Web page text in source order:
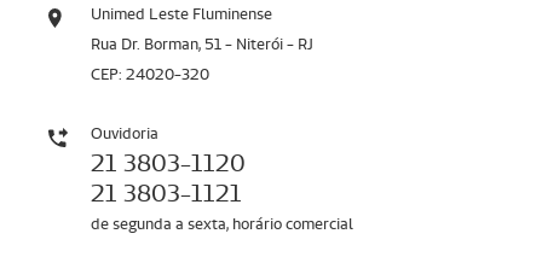
Unimed Leste Fluminense
Rua Dr. Borman, 51 - Niterói - RJ
CEP: 24020-320
Ouvidoria
21 3803-1120
21 3803-1121
de segunda a sexta, horário comercial